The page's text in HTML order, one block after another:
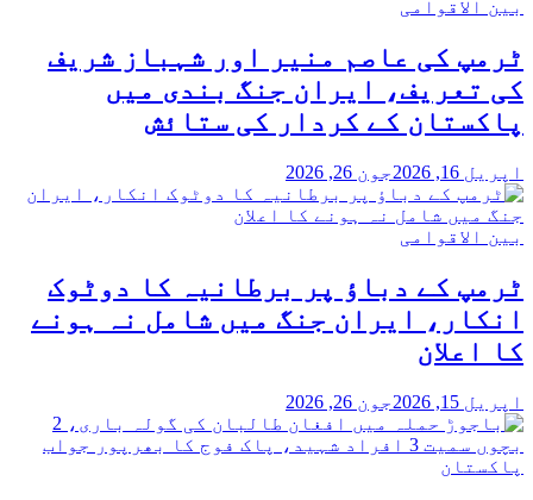
بین الاقوامی
ٹرمپ کی عاصم منیر اور شہباز شریف
کی تعریف، ایران جنگ بندی میں
پاکستان کے کردار کی ستائش
اپریل 16, 2026 جون 26, 2026
بین الاقوامی
ٹرمپ کے دباؤ پر برطانیہ کا دوٹوک
انکار، ایران جنگ میں شامل نہ ہونے
کا اعلان
اپریل 15, 2026 جون 26, 2026
پاکستان